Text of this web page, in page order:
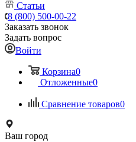
Статьи
8 (800) 500-00-22
Заказать звонок
Задать вопрос
Войти
Корзина0
Отложенные0
Сравнение товаров0
Ваш город